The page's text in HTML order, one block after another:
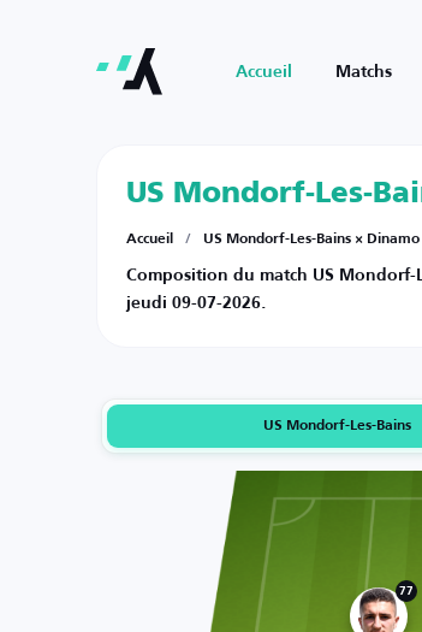
Accueil Matchs
US Mondorf-Les-
Accueil / US Mondorf-Les-Bains × Dinamo
Composition du match US Mondorf-
jeudi 09-07-2026.
US Mondorf-Les-Bains
77